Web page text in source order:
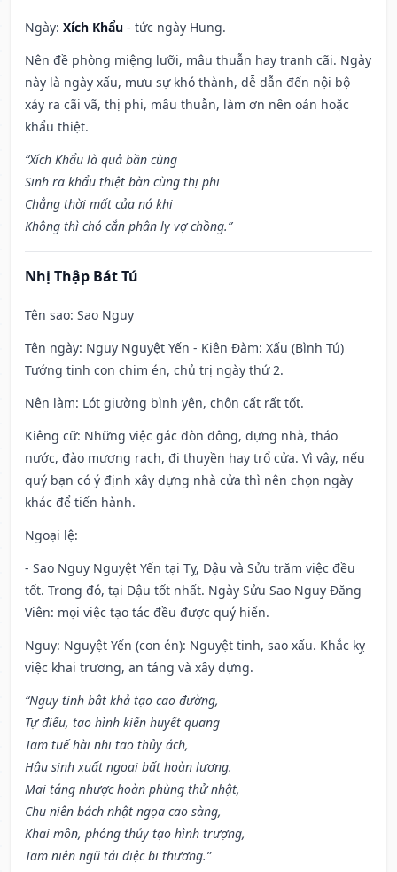
Ngày: Xích Khẩu - tức ngày Hung.
Nên đề phòng miệng lưỡi, mâu thuẫn hay tranh cãi. Ngày
này là ngày xấu, mưu sự khó thành, dễ dẫn đến nội bộ
xảy ra cãi vã, thị phi, mâu thuẫn, làm ơn nên oán hoặc
khẩu thiệt.
“Xích Khẩu là quả bần cùng
Sinh ra khẩu thiệt bàn cùng thị phi
Chẳng thời mất của nó khi
Không thì chó cắn phân ly vợ chồng.”
Nhị Thập Bát Tú
Tên sao: Sao Nguy
Tên ngày: Nguy Nguyệt Yến - Kiên Đàm: Xấu (Bình Tú)
Tướng tinh con chim én, chủ trị ngày thứ 2.
Nên làm: Lót giường bình yên, chôn cất rất tốt.
Kiêng cữ: Những việc gác đòn đông, dựng nhà, tháo
nước, đào mương rạch, đi thuyền hay trổ cửa. Vì vậy, nếu
quý bạn có ý định xây dựng nhà cửa thì nên chọn ngày
khác để tiến hành.
Ngoại lệ:
- Sao Nguy Nguyệt Yến tại Tỵ, Dậu và Sửu trăm việc đều
tốt. Trong đó, tại Dậu tốt nhất. Ngày Sửu Sao Nguy Đăng
Viên: mọi việc tạo tác đều được quý hiển.
Nguy: Nguyệt Yến (con én): Nguyệt tinh, sao xấu. Khắc kỵ
việc khai trương, an táng và xây dựng.
“Nguy tinh bât khả tạo cao đường,
Tự điếu, tao hình kiến huyết quang
Tam tuế hài nhi tao thủy ách,
Hậu sinh xuất ngoại bất hoàn lương.
Mai táng nhược hoàn phùng thử nhật,
Chu niên bách nhật ngọa cao sàng,
Khai môn, phóng thủy tạo hình trượng,
Tam niên ngũ tái diệc bi thương.”